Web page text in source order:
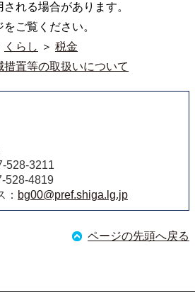
れる場合があります。
ご覧ください。
くらし ＞ 税金
置等の取扱いについて
528-3211
528-4819
： bg00@pref.shiga.lg.jp
ページの先頭へ戻る